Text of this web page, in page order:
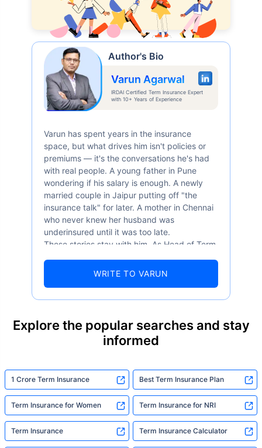
Author's Bio
Varun Agarwal
IRDAI Certified Term Insurance Expert
with 10+ Years of Experience
Varun has spent years in the insurance
space, but what drives him isn't policies or
premiums — it's the conversations he's had
with real people. A young father in Pune
wondering if his salary is enough. A newly
married couple in Jaipur putting off "the
insurance talk" for later. A mother in Chennai
who never knew her husband was
underinsured until it was too late.
These stories stay with him. As Head of Term
numbers well — 52.4% of Indians are aware
statistic, he sees a family that just needed
someone to sit with them, explain it simply,
built to do. In his words, "Most people aren't
avoiding protection — they're just waiting for
someone to make it easy. That's what we're
here for."
WRITE TO VARUN
Explore the popular searches and stay
informed
1 Crore Term Insurance Best Term Insurance Plan
Term Insurance for Women Term Insurance for NRI
Term Insurance Term Insurance Calculator